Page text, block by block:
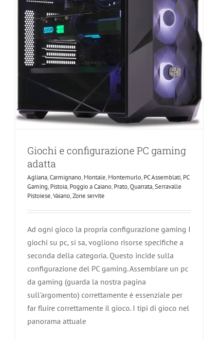
Giochi e configurazione PC gaming
adatta
Agliana,Carmignano, Montale, Montemurlo, PC Assemblati, PC
Gaming, Pistoia, Poggio a Caiano, Prato,Quarrata,Serravalle
Pistoiese,Vaiano,Zone servite
Ad ogni gioco la propria configurazione gaming I
giochi su pc, si sa, vogliono risorse specifiche a
seconda della categoria. Questo incide sulla
configurazione del PC gaming. Assemblare un pc
da gaming (guarda la nostra pagina
sull'argomento) correttamente è essenziale per
far fluire correttamente il gioco. I tipi di gioco nel
panorama attuale